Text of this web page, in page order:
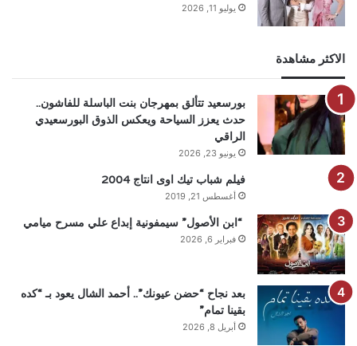
يوليو 11, 2026
الاكثر مشاهدة
بورسعيد تتألق بمهرجان بنت الباسلة للفاشون..
حدث يعزز السياحة ويعكس الذوق البورسعيدي
الراقي
يونيو 23, 2026
فيلم شباب تيك اوى انتاج 2004
أغسطس 21, 2019
“ابن الأصول” سيمفونية إبداع علي مسرح ميامي
فبراير 6, 2026
بعد نجاح “حضن عيونك”.. أحمد الشال يعود بـ “كده
بقينا تمام”
أبريل 8, 2026